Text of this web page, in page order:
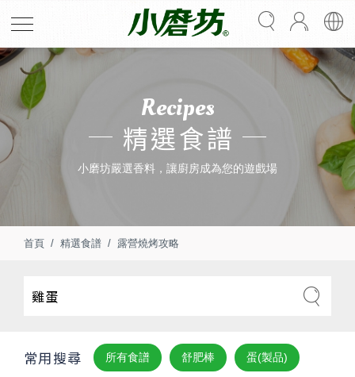
Recipes
精選食譜
小磨坊嚴選香料，讓廚房成為您的遊戲場
首頁 精選食譜 露營燒烤攻略
常用搜尋 所有食譜 舒肥棒 蛋(製品)